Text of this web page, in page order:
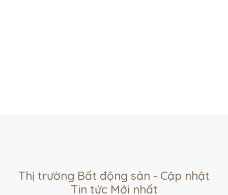
Thị trường Bất động sản - Cập nhật
Tin tức Mới nhất